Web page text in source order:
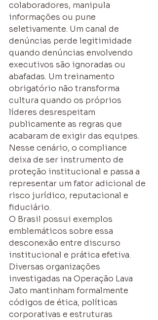
colaboradores, manipula
informações ou pune
seletivamente. Um canal de
denúncias perde legitimidade
quando denúncias envolvendo
executivos são ignoradas ou
abafadas. Um treinamento
obrigatório não transforma
cultura quando os próprios
líderes desrespeitam
publicamente as regras que
acabaram de exigir das equipes.
Nesse cenário, o compliance
deixa de ser instrumento de
proteção institucional e passa a
representar um fator adicional de
risco jurídico, reputacional e
fiduciário.
O Brasil possui exemplos
emblemáticos sobre essa
desconexão entre discurso
institucional e prática efetiva.
Diversas organizações
investigadas na Operação Lava
Jato mantinham formalmente
códigos de ética, políticas
corporativas e estruturas